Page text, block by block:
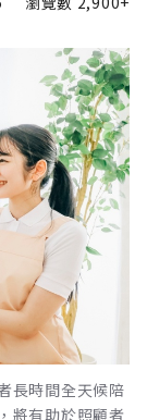
長時間全天候陪
將有助於照顧者